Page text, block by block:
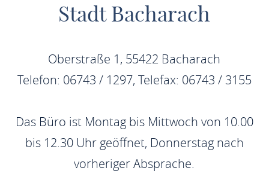
Stadt Bacharach
Oberstraße 1, 55422 Bacharach
Telefon: 06743 / 1297, Telefax: 06743 / 3155
Das Büro ist Montag bis Mittwoch von 10.00
bis 12.30 Uhr geöffnet, Donnerstag nach
vorheriger Absprache.